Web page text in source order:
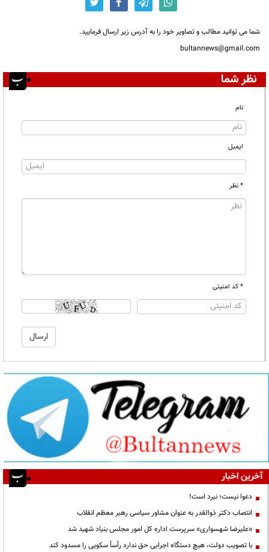
شما می توانید مطالب و تصاویر خود را به آدرس زیر ارسال فرمایید.
bultannews@gmail.com
نظر شما
نام
ایمیل
* نظر
* کد امنیتی
آخرین اخبار
دعوا نیست؛ نبرد است!
انتصاب دکتر ذوالقدر به عنوان مشاور سیاسی رهبر معظم انقلاب
«علیرضا شهسواری» سرپرست اداره کل امور مجلس بنیاد شهید شد
با تصویب دولت، هیچ دستگاه اجرایی حق ندارد رأساً سکویی را مسدود کند